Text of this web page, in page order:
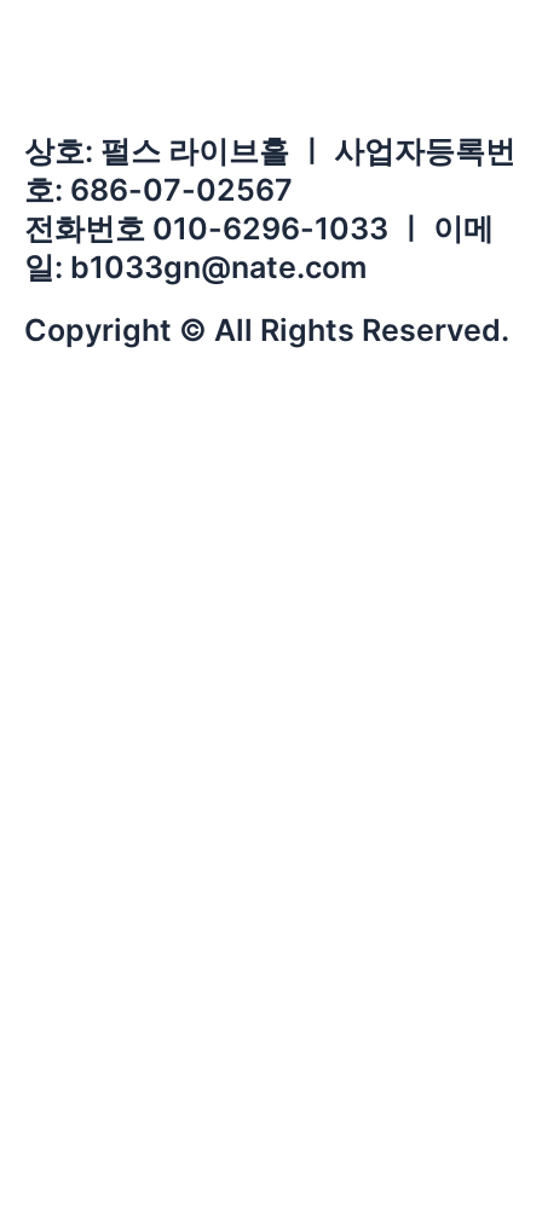
상호: 펄스 라이브홀 ㅣ 사업자등록번
호: 686-07-02567
전화번호 010-6296-1033 ㅣ 이메
일: b1033gn@nate.com
Copyright © All Rights Reserved.